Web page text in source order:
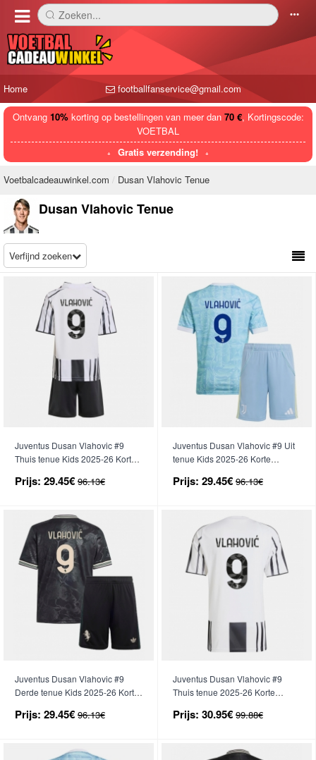
󰅼 Zoeken... 󰄒
Home footballfanservice@gmail.com
Ontvang 10%korting op bestellingen van meer dan 70 €, Kortingscode:
VOETBAL
Gratis verzending!
Voetbalcadeauwinkel.com Dusan Vlahovic Tenue
Dusan Vlahovic Tenue
Verfijnd zoeken
Juventus Dusan Vlahovic #9
Thuis tenue Kids 2025-26 Korte
Prijs: 29.45€ 96.13€
Juventus Dusan Vlahovic #9 Uit
tenue Kids 2025-26 Korte
Prijs: 29.45€ 96.13€
Juventus Dusan Vlahovic #9
Derde tenue Kids 2025-26 Korte
Prijs: 29.45€ 96.13€
Juventus Dusan Vlahovic #9
Thuis tenue 2025-26 Korte
Prijs: 30.95€ 99.88€